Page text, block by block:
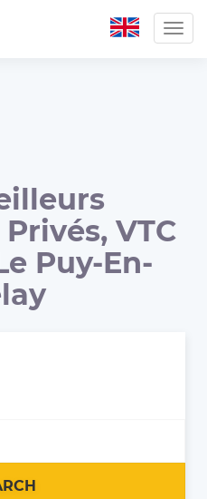
VTC
Puy-En-